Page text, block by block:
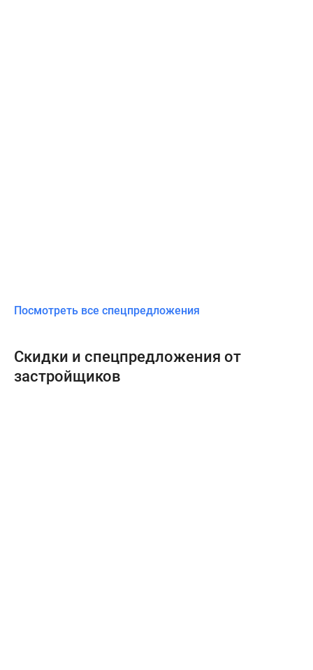
Посмотреть все спецпредложения
Скидки и спецпредложения от
застройщиков